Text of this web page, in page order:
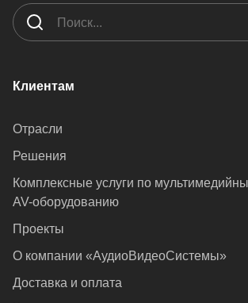
Клиентам
Отрасли
Решения
Комплексные услуги по
AV-оборудованию
Проекты
О компании «АудиоВидеоСистемы»
Доставка и оплата